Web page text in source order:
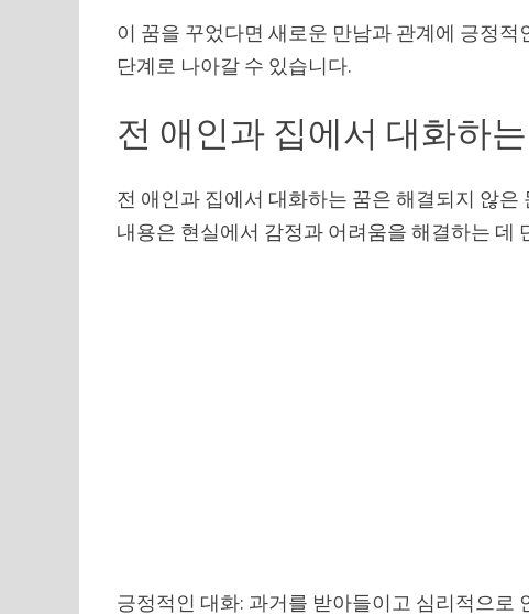
이 꿈을 꾸었다면 새로운 만남과 관계에 긍정
단계로 나아갈 수 있습니다.
전 애인과 집에서 대화하
전 애인과 집에서 대화하는 꿈은 해결되지 않
내용은 현실에서 감정과 어려움을 해결하는 데
긍정적인 대화: 과거를 받아들이고 심리적으로